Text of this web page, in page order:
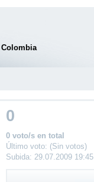
Colombia
0
0 voto/s en total
Último voto: (Sin votos)
Subida: 29.07.2009